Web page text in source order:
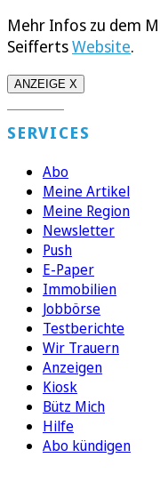
Mehr Infos zu dem
SeiffertsWebsite.
ANZEIGE X
SERVICES
Abo
Meine Artikel
Meine Region
Newsletter
Push
E-Paper
Immobilien
Jobbörse
Testberichte
Wir Trauern
Anzeigen
Kiosk
Bütz Mich
Hilfe
Abo kündigen